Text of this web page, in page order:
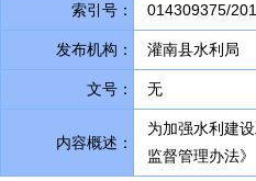
索引号： 014309375/
发布机构： 灌南县水利局
文号： 无
内容概述：
为加强水利建
监督管理办法